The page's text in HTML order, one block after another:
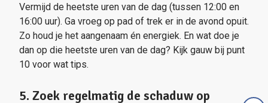
Vermijd de heetste uren van de dag (tussen 12:00 en
16:00 uur). Ga vroeg op pad of trek er in de avond opuit.
Zo houd je het aangenaam én energiek. En wat doe je
dan op die heetste uren van de dag? Kijk gauw bij punt
10 voor wat tips.
5. Zoek regelmatig de schaduw op